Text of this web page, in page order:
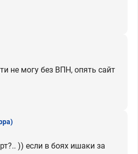
не могу без ВПН, опять сайт
)) если в боях ишаки за